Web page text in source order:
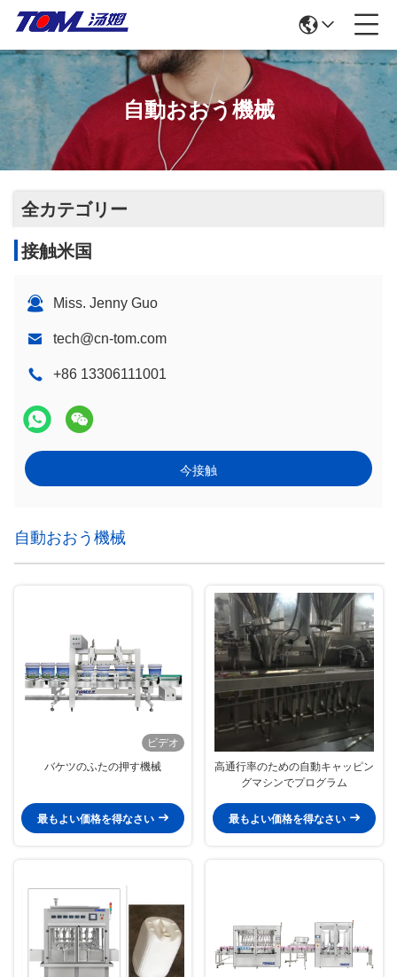
自動おおう機械
全カテゴリー
接触米国
Miss. Jenny Guo
tech@cn-tom.com
+86 13306111001
今接触
自動おおう機械
ビデオ
バケツのふたの押す機械
最もよい価格を得なさい
高通行率のための自動キャッピン
グマシンでプログラム
最もよい価格を得なさい